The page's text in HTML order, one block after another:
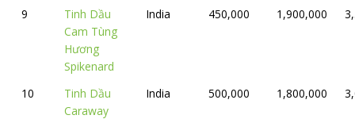
9
Tinh Dầu
Cam Tùng
Hương
Spikenard
India 450,000 1,900,000
10
Tinh Dầu
Caraway
India 500,000 1,800,000